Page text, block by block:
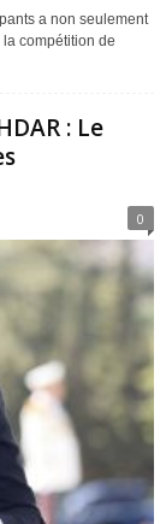
a non seulement
compétition de
: Le
0